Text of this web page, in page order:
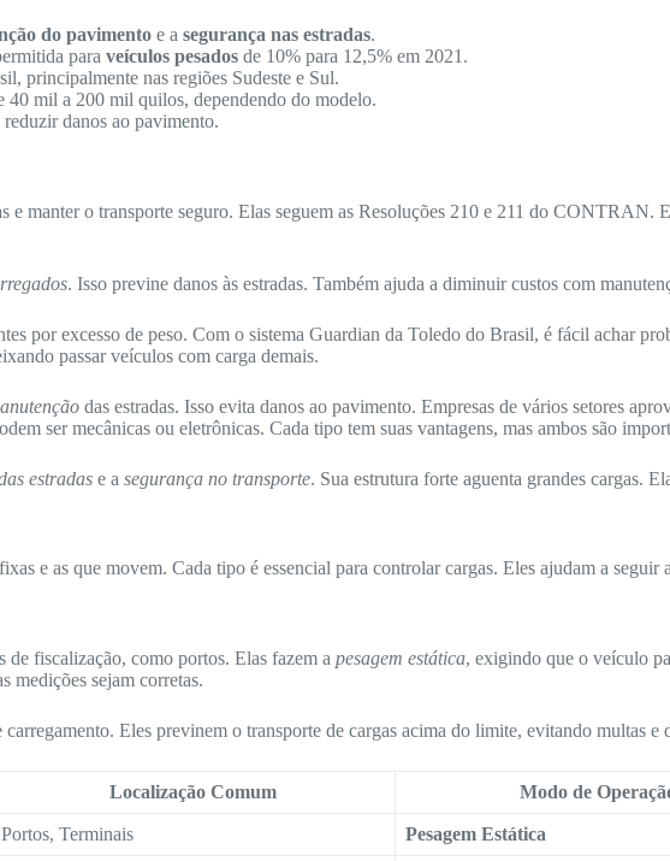
do pavimento e a segurança nas estradas.
para veículos pesados de 10% para 12,5% em 2021.
principalmente nas regiões Sudeste e Sul.
40 mil a 200 mil quilos, dependendo do modelo.
danos ao pavimento.
e manter o transporte seguro. Elas seguem as Resoluções 210 e 211 do CONTRAN.
. Isso previne danos às estradas. Também ajuda a diminuir custos com
por excesso de peso. Com o sistema Guardian da Toledo do Brasil, é fácil achar
passar veículos com carga demais.
das estradas. Isso evita danos ao pavimento. Empresas de vários setores
ser mecânicas ou eletrônicas. Cada tipo tem suas vantagens, mas ambos são
estradas e a segurança no transporte. Sua estrutura forte aguenta grandes cargas.
e as que movem. Cada tipo é essencial para controlar cargas. Eles ajudam a seguir
de fiscalização, como portos. Elas fazem a pesagem estática, exigindo que o veículo
medições sejam corretas.
Eles previnem o transporte de cargas acima do limite, evitando multas e
Localização Comum Modo de
Portos, Terminais Pesagem Estática